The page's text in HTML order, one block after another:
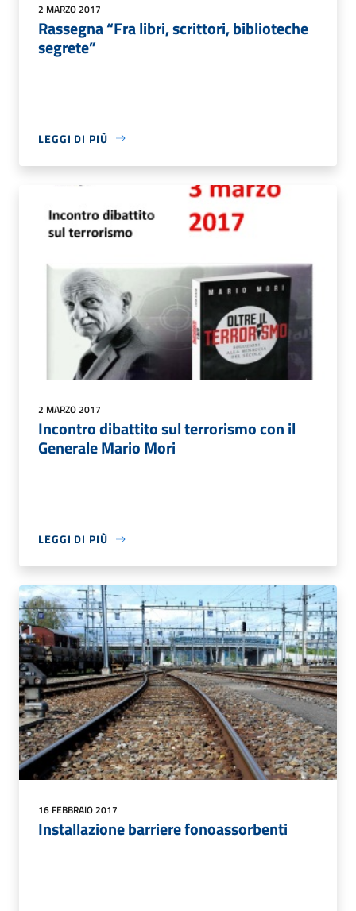
2 MARZO 2017
Rassegna “Fra libri, scrittori, biblioteche
segrete”
LEGGI DI PIÙ
2 MARZO 2017
Incontro dibattito sul terrorismo con il
Generale Mario Mori
LEGGI DI PIÙ
16 FEBBRAIO 2017
Installazione barriere fonoassorbenti